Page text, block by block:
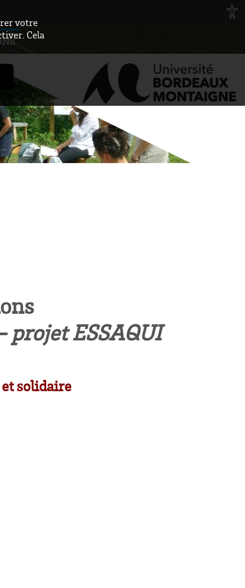
votre
Cela
projet ESSAQUI
solidaire